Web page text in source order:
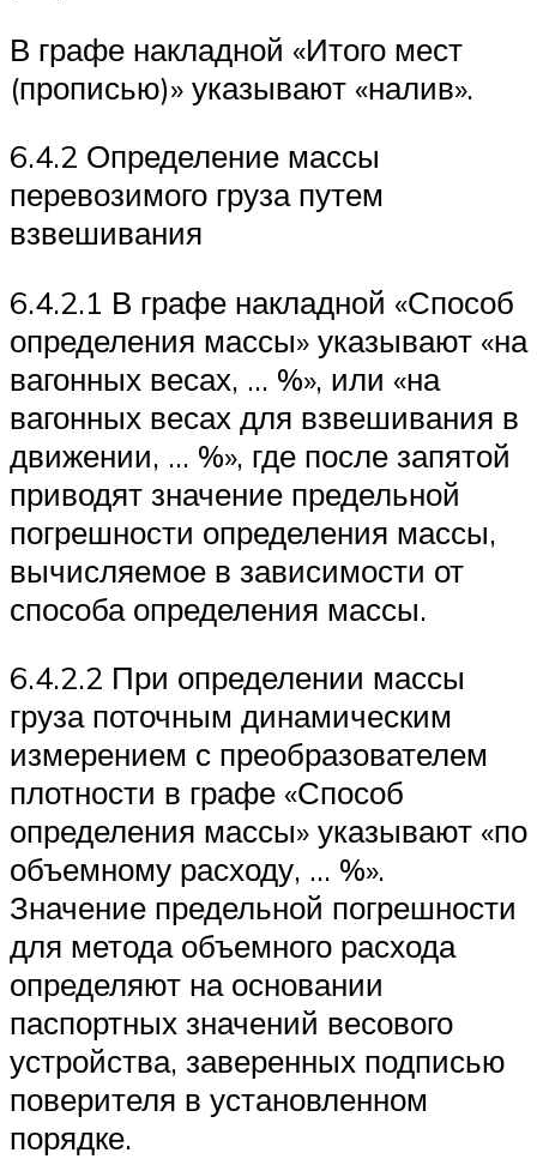
В графе накладной «Итого мест
(прописью)» указывают «налив».
6.4.2 Определение массы
перевозимого груза путем
взвешивания
6.4.2.1 В графе накладной «Способ
определения массы» указывают «на
вагонных весах, … %», или «на
вагонных весах для взвешивания в
движении, … %», где после запятой
приводят значение предельной
погрешности определения массы,
вычисляемое в зависимости от
способа определения массы.
6.4.2.2 При определении массы
груза поточным динамическим
измерением с преобразователем
плотности в графе «Способ
определения массы» указывают «по
объемному расходу, … %».
Значение предельной погрешности
для метода объемного расхода
определяют на основании
паспортных значений весового
устройства, заверенных подписью
поверителя в установленном
порядке.